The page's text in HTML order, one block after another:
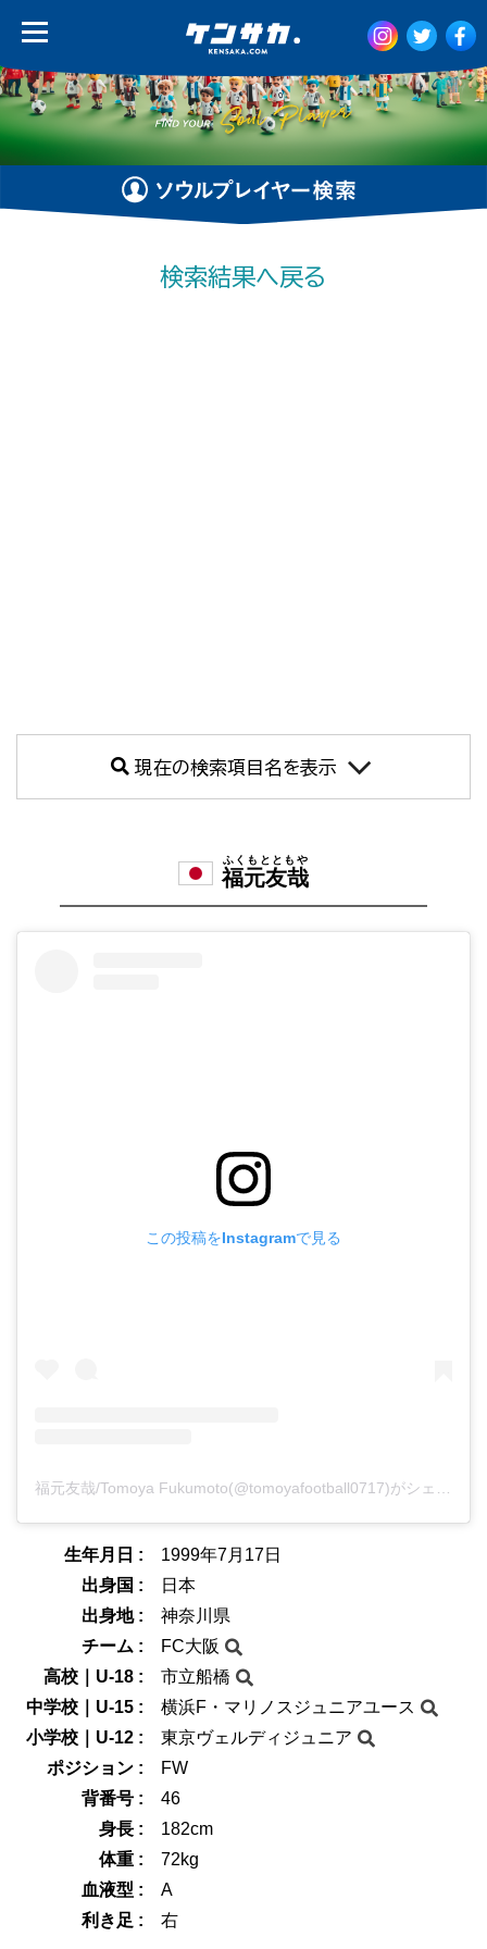
検索結果へ戻る
現在の検索項目名を表示
福元友哉
ふくもとともや
この投稿をInstagramで見る
生年月日 :
1999年7月17日
出身国 :
日本
出身地 :
神奈川県
チーム :
FC大阪
高校｜U-18 :
市立船橋
中学校｜U-15 :
横浜F・マリノスジュニアユース
小学校｜U-12 :
東京ヴェルディジュニア
ポジション :
FW
背番号 :
46
身長 :
182cm
体重 :
72kg
血液型 :
A
利き足 :
右